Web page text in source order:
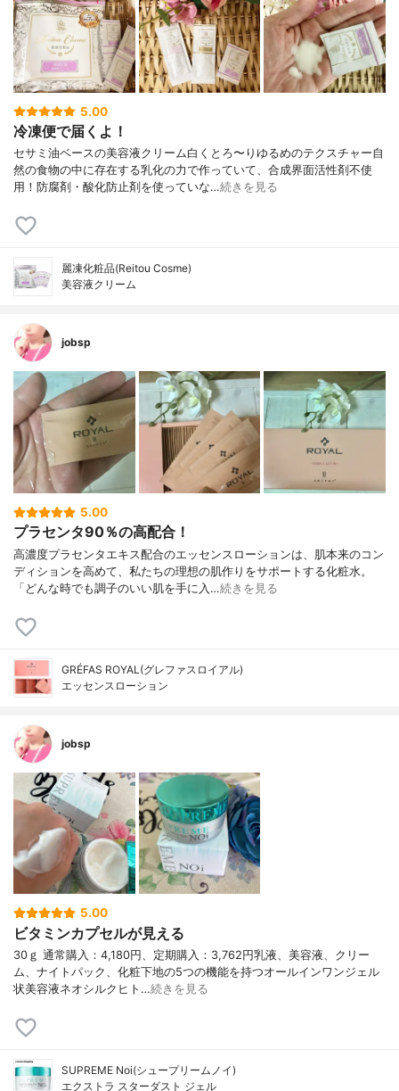
5.00
冷凍便で届くよ！
セサミ油ベースの美容液クリーム白くとろ〜りゆるめのテクスチャー自
然の食物の中に存在する乳化の力で作っていて、合成界面活性剤不使
用！防腐剤・酸化防止剤を使っていな…続きを見る
麗凍化粧品(Reitou Cosme)
美容液クリーム
jobsp
5.00
プラセンタ90％の高配合！
高濃度プラセンタエキス配合のエッセンスローションは、肌本来のコン
ディションを高めて、私たちの理想の肌作りをサポートする化粧水。
「どんな時でも調子のいい肌を手に入…続きを見る
GRÉFAS ROYAL(グレファスロイアル)
エッセンスローション
jobsp
5.00
ビタミンカプセルが見える
30ｇ 通常購入：4,180円、定期購入：3,762円乳液、美容液、クリー
ム、ナイトパック、化粧下地の5つの機能を持つオールインワンジェル
状美容液ネオシルクヒト…続きを見る
SUPREME Noi(シュープリームノイ)
エクストラ スターダスト ジェル